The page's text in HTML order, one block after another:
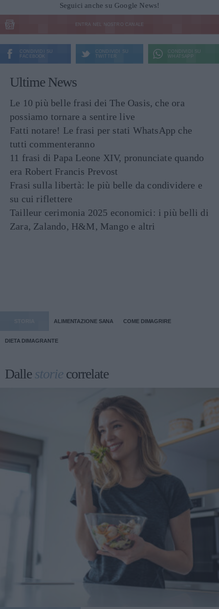
Seguici anche su Google News!
ENTRA NEL NOSTRO CANALE
CONDIVIDI SU
FACEBOOK
CONDIVIDI SU
TWITTER
CONDIVIDI SU
WHATSAPP
Ultime News
Le 10 più belle frasi dei The Oasis, che ora
possiamo tornare a sentire live
Fatti notare! Le frasi per stati WhatsApp che
tutti commenteranno
11 frasi di Papa Leone XIV, pronunciate quando
era Robert Francis Prevost
Frasi sulla libertà: le più belle da condividere e
su cui riflettere
Tailleur cerimonia 2025 economici: i più belli di
Zara, Zalando, H&M, Mango e altri
ALIMENTAZIONE SANA COME DIMAGRIRE
DIETA DIMAGRANTE
Dallestorie correlate